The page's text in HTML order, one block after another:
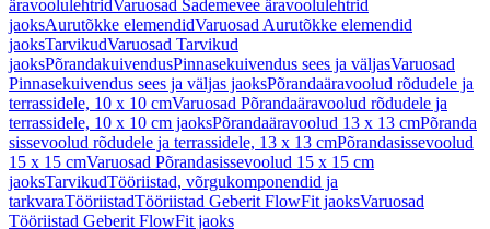
äravoolulehtridVaruosad Sademevee äravoolulehtrid
jaoksAurutõkke elemendidVaruosad Aurutõkke elemendid
jaoksTarvikudVaruosad Tarvikud
jaoksPõrandakuivendusPinnasekuivendus sees ja väljasVaruosad
Pinnasekuivendus sees ja väljas jaoksPõrandaäravoolud rõdudele ja
terrassidele, 10 x 10 cmVaruosad Põrandaäravoolud rõdudele ja
terrassidele, 10 x 10 cm jaoksPõrandaäravoolud 13 x 13 cmPõranda
sissevoolud rõdudele ja terrassidele, 13 x 13 cmPõrandasissevoolud
15 x 15 cmVaruosad Põrandasissevoolud 15 x 15 cm
jaoksTarvikudTööriistad, võrgukomponendid ja
tarkvaraTööriistadTööriistad Geberit FlowFit jaoksVaruosad
Tööriistad Geberit FlowFit jaoks